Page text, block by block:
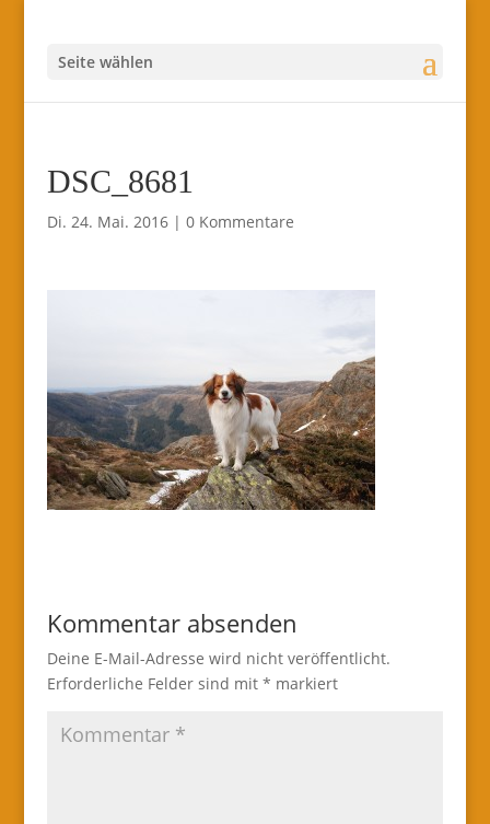
Seite wählen
DSC_8681
Di. 24. Mai. 2016| 0 Kommentare
Kommentar absenden
Deine E-Mail-Adresse wird nicht veröffentlicht.
Erforderliche Felder sind mit * markiert